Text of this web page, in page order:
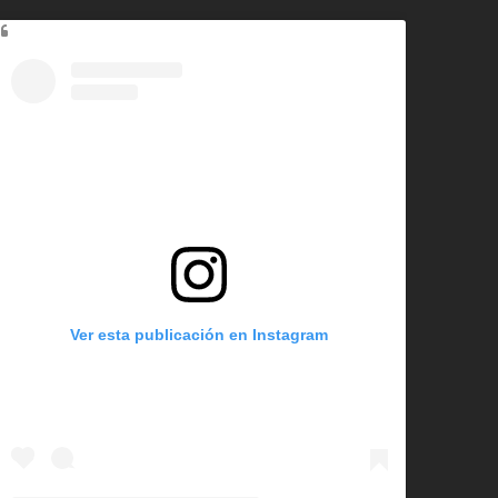
Ver esta publicación en Instagram